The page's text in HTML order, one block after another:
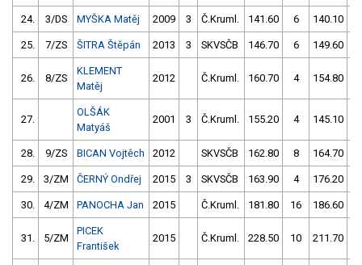
24. 3/DS MYŠKA Matěj 2009 3 Č.Kruml. 141.60 6 140.10
25. 7/ZS ŠITRA Štěpán 2013 3 SKVSČB 146.70 6 149.60
26. 8/ZS
KLEMENT
Matěj
2012 Č.Kruml. 160.70 4 154.80
27.
OLŠÁK
Matyáš
2001 3 Č.Kruml. 155.20 4 145.10
28. 9/ZS BICAN Vojtěch 2012 SKVSČB 162.80 8 164.70
29. 3/ZM ČERNÝ Ondřej 2015 3 SKVSČB 163.90 4 176.20
30. 4/ZM PANOCHA Jan 2015 Č.Kruml. 181.80 16 186.60
31. 5/ZM
PICEK
František
2015 Č.Kruml. 228.50 10 211.70